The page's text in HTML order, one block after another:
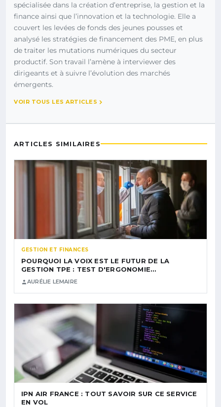
spécialisée dans la création d’entreprise, la gestion et la
finance ainsi que l’innovation et la technologie. Elle a
couvert les levées de fonds des jeunes pousses et
analysé les stratégies de financement des PME, en plus
de traiter les mutations numériques du secteur
productif. Son travail l’amène à interviewer des
dirigeants et à suivre l’évolution des marchés
émergents.
VOIR TOUS LES ARTICLES
ARTICLES SIMILAIRES
GESTION ET FINANCES
POURQUOI LA VOIX EST LE FUTUR DE LA
GESTION TPE : TEST D'ERGONOMIE…
AURÉLIE LEMAIRE
IPN AIR FRANCE : TOUT SAVOIR SUR CE SERVICE
EN VOL